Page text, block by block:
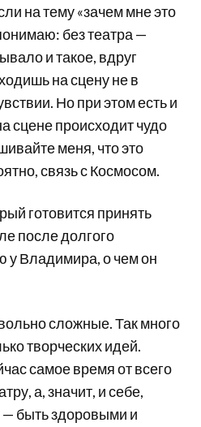
на тему «зачем мне это
без театра —
и такое, вдруг
на сцену не в
Но при этом есть и
сцене происходит чудо
меня, что это
связь с Космосом.
готовится принять
после долгого
Владимира, о чем он
сложные. Так много
творческих идей.
самое время от всего
а, значит, и себе,
— быть здоровыми и